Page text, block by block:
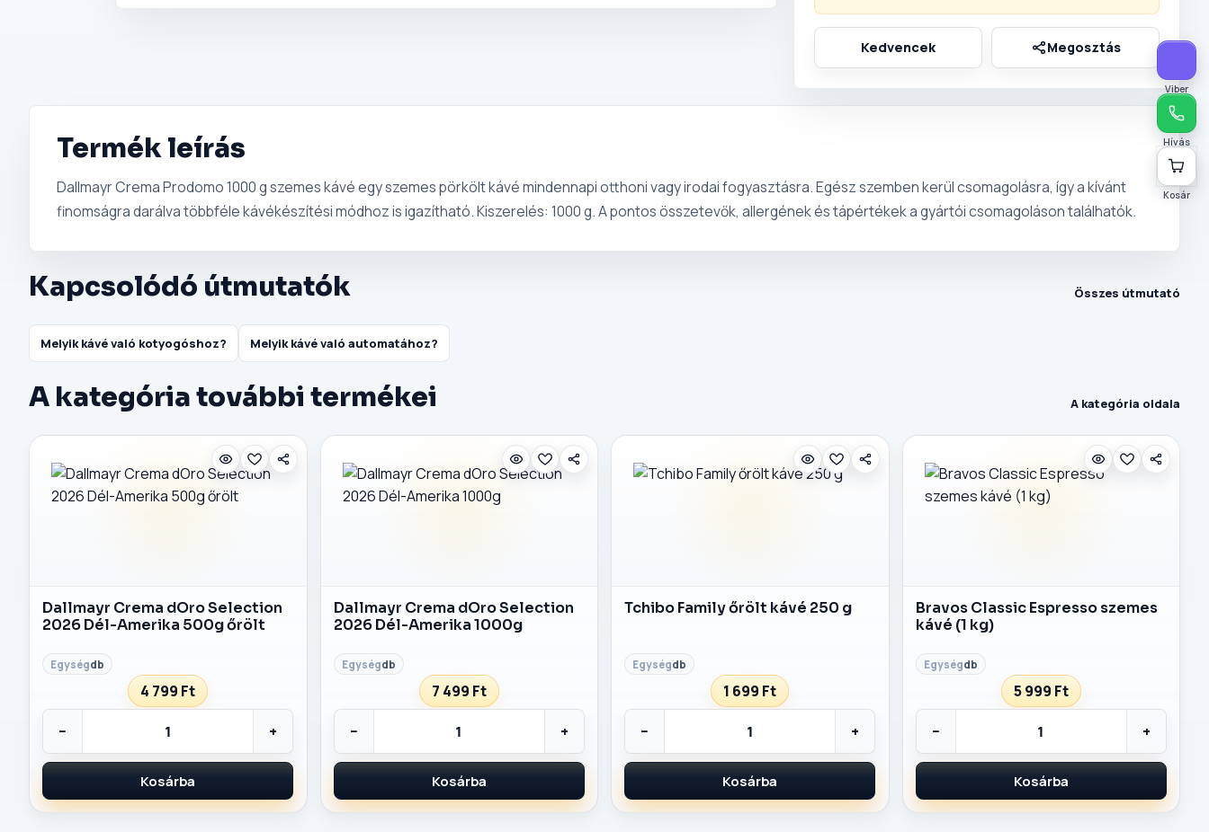
Termék leírás
Dallmayr Crema Prodomo 1000 g szemes kávé egy szemes pörkölt kávé mindennapi otthoni vagy irodai fogyasztásra. Egész szemben kerül csomagolásra, így a kívánt
finomságra darálva többféle kávékészítési módhoz is igazítható. Kiszerelés: 1000 g. A pontos összetevők, allergének és tápértékek a gyártói csomagoláson találhatók.
Kapcsolódó útmutatók Összes útmutató
Melyik kávé való kotyogóshoz? Melyik kávé való automatához?
A kategória további termékei A kategória oldala
Dallmayr Crema dOro Selection
2026 Dél-Amerika 500g őrölt
db
4 799 Ft
− +
Kosárba
Dallmayr Crema dOro Selection
2026 Dél-Amerika 1000g
db
7 499 Ft
− +
Kosárba
Tchibo Family őrölt kávé 250 g
db
1 699 Ft
− +
Kosárba
Bravos Classic Espresso szemes
kávé (1 kg)
db
5 999 Ft
− +
Kosárba
Viber
Hívás
Kosár